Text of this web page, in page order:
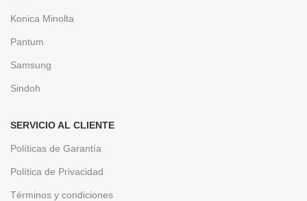
Konica Minolta
Pantum
Samsung
Sindoh
SERVICIO AL CLIENTE
Políticas de Garantía
Política de Privacidad
Términos y condiciones